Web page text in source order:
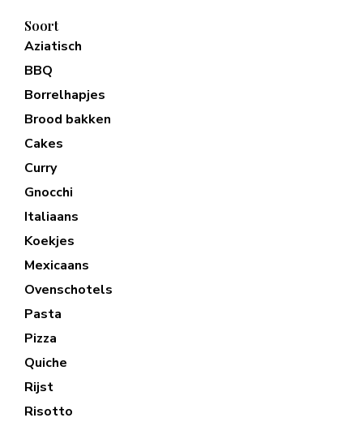
Soort
Aziatisch
BBQ
Borrelhapjes
Brood bakken
Cakes
Curry
Gnocchi
Italiaans
Koekjes
Mexicaans
Ovenschotels
Pasta
Pizza
Quiche
Rijst
Risotto